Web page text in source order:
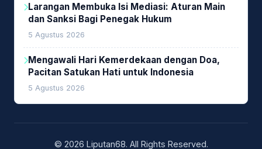
Larangan Membuka Isi Mediasi: Aturan Main
dan Sanksi Bagi Penegak Hukum
5 Agustus 2026
Mengawali Hari Kemerdekaan dengan Doa,
Pacitan Satukan Hati untuk Indonesia
5 Agustus 2026
© 2026 Liputan68. All Rights Reserved.